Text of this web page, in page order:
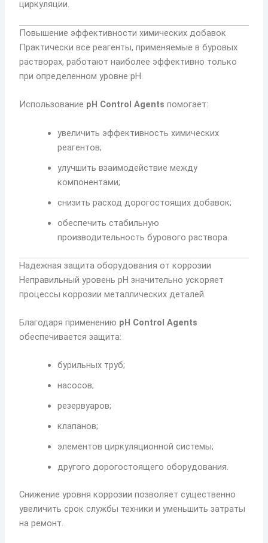
циркуляции.
Повышение эффективности химических добавок
Практически все реагенты, применяемые в буровых
растворах, работают наиболее эффективно только
при определенном уровне pH.
Использование pH Control Agents помогает:
увеличить эффективность химических
реагентов;
улучшить взаимодействие между
компонентами;
снизить расход дорогостоящих добавок;
обеспечить стабильную
производительность бурового раствора.
Надежная защита оборудования от коррозии
Неправильный уровень pH значительно ускоряет
процессы коррозии металлических деталей.
Благодаря применению pH Control Agents
обеспечивается защита:
бурильных труб;
насосов;
резервуаров;
клапанов;
элементов циркуляционной системы;
другого дорогостоящего оборудования.
Снижение уровня коррозии позволяет существенно
увеличить срок службы техники и уменьшить затраты
на ремонт.